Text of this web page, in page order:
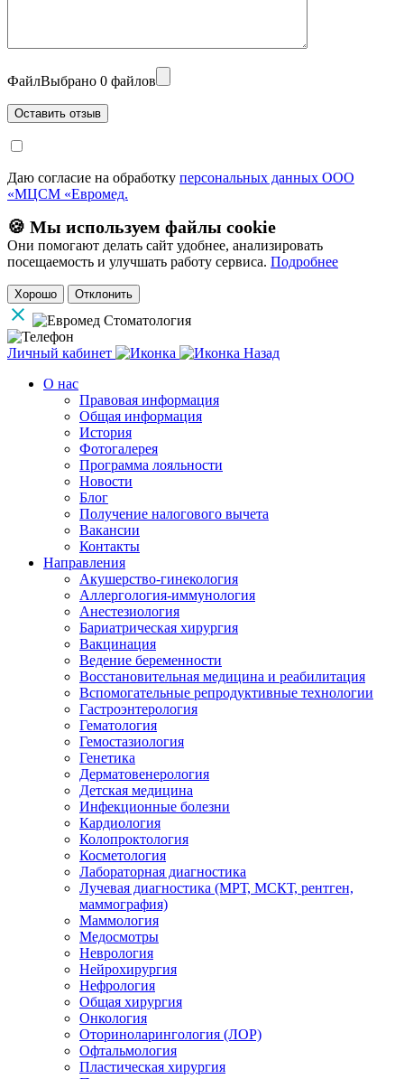
ФайлВыбрано 0 файлов
Даю согласие на обработку персональных данных ООО
«МЦСМ «Евромед.
🍪 Мы используем файлы cookie
Они помогают делать сайт удобнее, анализировать
посещаемость и улучшать работу сервиса. Подробнее
Хорошо Отклонить
Личный кабинет
Назад
О нас
Правовая информация
Общая информация
История
Фотогалерея
Программа лояльности
Новости
Блог
Получение налогового вычета
Вакансии
Контакты
Направления
Акушерство-гинекология
Аллергология-иммунология
Анестезиология
Бариатрическая хирургия
Вакцинация
Ведение беременности
Восстановительная медицина и реабилитация
Вспомогательные репродуктивные технологии
Гастроэнтерология
Гематология
Гемостазиология
Генетика
Дерматовенерология
Детская медицина
Инфекционные болезни
Кардиология
Колопроктология
Косметология
Лабораторная диагностика
Лучевая диагностика (МРТ, МСКТ, рентген,
маммография)
Маммология
Медосмотры
Неврология
Нейрохирургия
Нефрология
Общая хирургия
Онкология
Оториноларингология (ЛОР)
Офтальмология
Пластическая хирургия